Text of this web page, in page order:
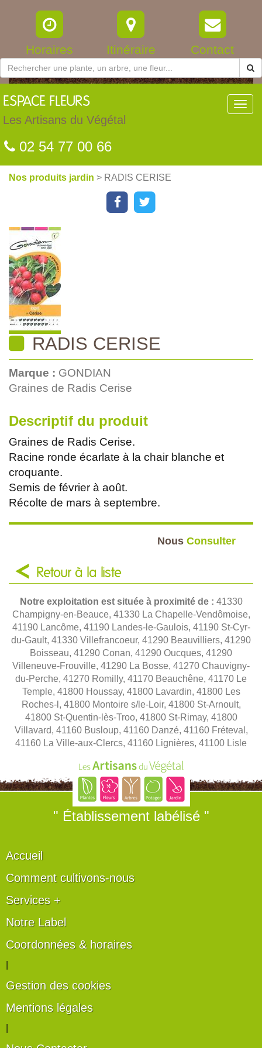
Horaires Itinéraire Contact
ESPACE FLEURS
Les Artisans du Végétal
02 54 77 00 66
Nos produits jardin > RADIS CERISE
RADIS CERISE
Marque : GONDIAN
Graines de Radis Cerise
Descriptif du produit
Graines de Radis Cerise.
Racine ronde écarlate à la chair blanche et
croquante.
Semis de février à août.
Récolte de mars à septembre.
Nous Consulter
Retour à la liste
Notre exploitation est située à proximité de : 41330
Champigny-en-Beauce, 41330 La Chapelle-Vendômoise,
41190 Lancôme, 41190 Landes-le-Gaulois, 41190 St-Cyr-
du-Gault, 41330 Villefrancoeur, 41290 Beauvilliers, 41290
Boisseau, 41290 Conan, 41290 Oucques, 41290
Villeneuve-Frouville, 41290 La Bosse, 41270 Chauvigny-
du-Perche, 41270 Romilly, 41170 Beauchêne, 41170 Le
Temple, 41800 Houssay, 41800 Lavardin, 41800 Les
Roches-l, 41800 Montoire s/le-Loir, 41800 St-Arnoult,
41800 St-Quentin-lès-Troo, 41800 St-Rimay, 41800
Villavard, 41160 Busloup, 41160 Danzé, 41160 Fréteval,
41160 La Ville-aux-Clercs, 41160 Lignières, 41100 Lisle
" Établissement labélisé "
Accueil
Comment cultivons-nous
Services +
Notre Label
Coordonnées & horaires
Gestion des cookies
Mentions légales